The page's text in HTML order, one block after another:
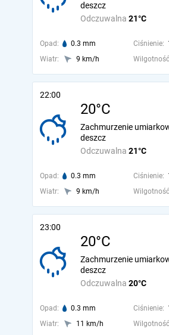
Odczuwalna 21°C
deszcz
Opad: 0.3 mm Ciśnienie:
Wiatr:
9 km/h
22:00
20°C
Odczuwalna 21°C
Zachmurzenie
deszcz
Opad: 0.3 mm Ciśnienie:
Wiatr:
9 km/h
23:00
20°C
Odczuwalna 20°C
Zachmurzenie
deszcz
Opad: 0.3 mm Ciśnienie:
Wiatr:
11 km/h